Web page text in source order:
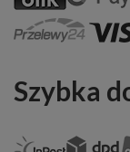
Szybka